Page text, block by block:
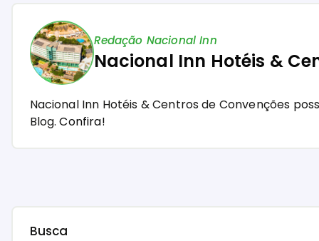
Redação Nacional Inn
Nacional Inn Hotéis &
Nacional Inn Hotéis & Centros de Convenções
Blog.Confira!
Busca